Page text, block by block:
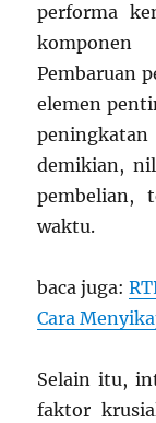
performa
Pembaruan
elemen
demikian,
pembelian,
waktu.
baca juga:
Cara
Selain itu,
faktor